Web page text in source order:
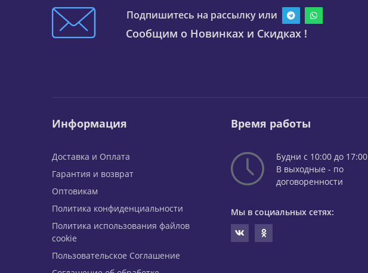
Подпишитесь на рассылку или
Сообщим о Новинках и Скидках !
Информация
Доставка и Оплата
Гарантия и возврат
Оптовикам
Политика конфиденциальности
Политика использования файлов
cookie
Пользовательское Соглашение
Время работы
Будни с 10:00 до 17:00
В выходные - по
договоренности
Мы в социальных сетях: